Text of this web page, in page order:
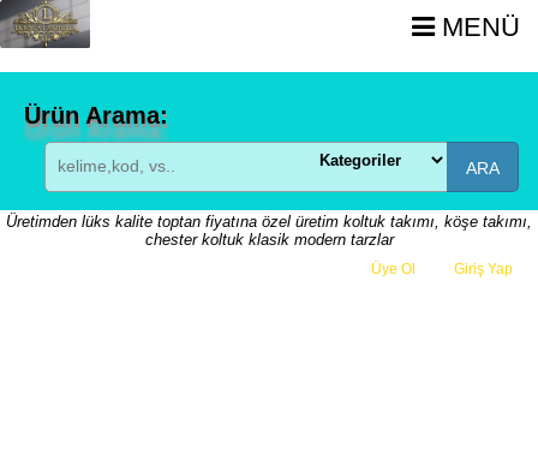
MENÜ
Ürün Arama:
ARA
Üretimden lüks kalite toptan fiyatına özel üretim koltuk takımı, köşe takımı,
chester koltuk klasik modern tarzlar
Üye Ol Giriş Yap